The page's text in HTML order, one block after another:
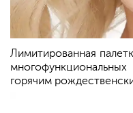
Лимитированная
горячим